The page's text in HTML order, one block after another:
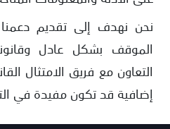
نحن نهدف إلى تقديم
الموقف بشكل عادل
التعاون مع فريق الامتثال
إضافية قد تكون مفيدة في